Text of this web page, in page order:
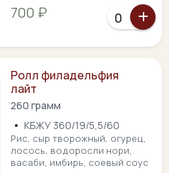
700 ₽
Ролл филадельфия
лайт
260 грамм
• КБЖУ 360/19/5,5/60
Рис, сыр творожный, огурец,
лосось, водоросли нори,
васаби, имбирь, соевый соус